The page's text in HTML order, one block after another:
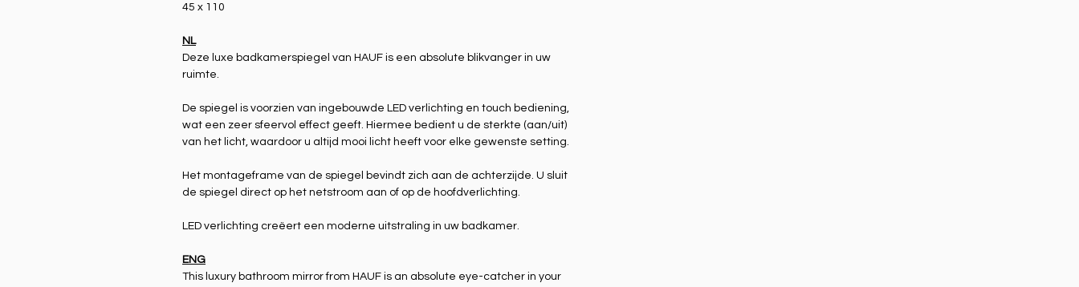
45 x 110
NL
Deze luxe badkamerspiegel van HAUF is een absolute blikvanger in uw
ruimte.
De spiegel is voorzien van ingebouwde LED verlichting en touch bediening,
wat een zeer sfeervol effect geeft. Hiermee bedient u de sterkte (aan/uit)
van het licht, waardoor u altijd mooi licht heeft voor elke gewenste setting.
Het montageframe van de spiegel bevindt zich aan de achterzijde. U sluit
de spiegel direct op het netstroom aan of op de hoofdverlichting.
LED verlichting creëert een moderne uitstraling in uw badkamer.
ENG
This luxury bathroom mirror from HAUF is an absolute eye-catcher in your